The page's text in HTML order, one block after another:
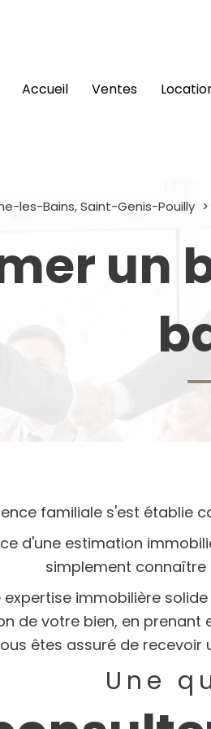
accueil ventes
les-Bains, Saint-Genis-Pouilly
un
familiale s'est établie
d'une estimation
simplement
immobilière
de votre bien, en prenant
êtes assuré de recevoir
Une